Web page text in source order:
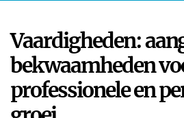
Vaardigheden:
bekwaamheden
professionele en